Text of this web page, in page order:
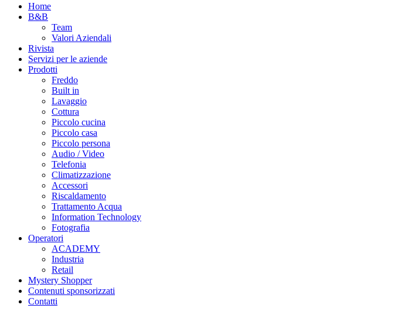
Home
B&B
Team
Valori Aziendali
Rivista
Servizi per le aziende
Prodotti
Freddo
Built in
Lavaggio
Cottura
Piccolo cucina
Piccolo casa
Piccolo persona
Audio / Video
Telefonia
Climatizzazione
Accessori
Riscaldamento
Trattamento Acqua
Information Technology
Fotografia
Operatori
ACADEMY
Industria
Retail
Mystery Shopper
Contenuti sponsorizzati
Contatti